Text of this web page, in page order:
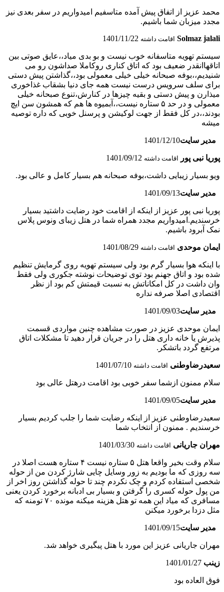
محمد عزیز از اتفاق پیش آمده متاسفیم امیدواریم در سفر بعدی نیز
مجدد میزبان شما باشیم.
Solmaz jalali اقامت داشته 1401/11/22
سیستم تهویه متاسفانه خوب نیست و بو بدی میاد،،عایق صوتی بین
اتاقهاانقدر ضعیف بود که اتاق کناری رو‌کاملا صداشون رو می
شنیدیم،،بوفه صبحانه خیلی خیلی معمولی بود،،گذاشتن پیش دستی
برای سلف سرویس درست نیست همه جای دنیا بشقاب غذاخوری
میذارن و پیش دستی و بقیه چیزها در کنارش،تنوع صبحانه خیلی
معمولی و در حد ۵ ستاره نیست،،آبمیوه ها هم که همشون سن ایچ
بودند،،در کل فقط از جهت لوکیشن و پرسنل خوبی که داره توصیه
میشه
مدیر سایت1401/12/10
پوریا نبی پور اقامت داشته 1401/09/12
ویو بسیار زیبایی داشت،بوفه صبحانه هم بسیار کامل و عالی بود.
مدیر سایت1401/09/13
پوریا نبی پور عزیز از اینکه از اقامت خود رضایت داشتید بسیار
خرسندیم.امیدواریم مجدد همراه شما در هتل زیبای ونوس پلاس
نمک آبرود باشیم.
ایمان موحدی اقامت داشته 1401/08/29
با اینکه هوا بسیار گرم بود ولی سیستم تهویه روی گرمایش تنظیم
شده بود و اتاق جهنم بود توی توضیحات نوشته جکوری ولی فقط
وان داشت در کل امکاناتش به نسبت قیمتش کم بود از نظر
اقتصادی اصلا صرفه نداره
مدیر سایت1401/09/03
ایمان موحدی عزیز در صورت مشاهده چنین مواردی قسمت
پذیرش یا خانه داری هتل را در جریان قرار دهید تا مشکلات اتاق
مرتفع گردد باتشکر.
سعیدرضاوطنی اقامت داشته 1401/07/10
سلام ممنون ازشما سفر خوبی بود اقامت درهتل عالی بود
مدیر سایت1401/09/05
سعیدرضاوطنی عزیز از اینکه رضایت شما را جلب کردیم بسیار
خرسندیم . ممنون از انتخاب شما
مهران جاریانی اقامت داشته 1401/03/30
سلام وقت بخیر واقعا هتل ۵ ستاره نیست ۴ ستاره هست اصلا در
سه روزی که ما بودیم به زور وسایل چایی شارژ کردن من از حوله
شخصی استفاده کردم و چک نکردم چند تا حوله گذاشتن روز اخر از
من پول حوله کسری را گرفتن و بسیار بی ادبانه برخورد کردن یعنی
مسافری که میاد این همه تو هتل هزینه میکنه مونده ۷۰ تومنه که
مثل دزدا برخورد میکنن
مدیر سایت1401/09/15
مهران جاریانی عزیز این مورد با هتل پیگیری خواهد شد.
زینب 1401/01/27
فوق العاده بود